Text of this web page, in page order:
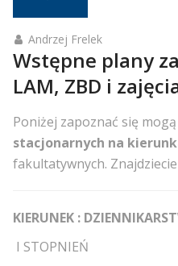
Andrzej Frelek
Wstępne plany
LAM, ZBD i
Poniżej zapoznać się
stacjonarnych na
fakultatywnych.
KIERUNEK :
I STOPNIEŃ